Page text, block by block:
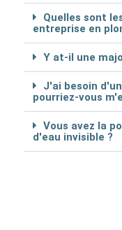
Quelles sont
entreprise en
Y at-il une
J'ai besoin
pourriez-vous
Vous avez la
d'eau invisible ?